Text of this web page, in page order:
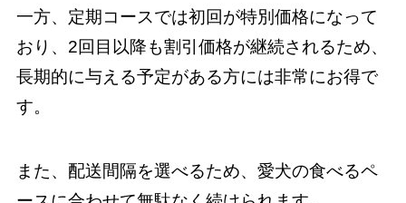
一方、定期コースでは初回が特別価格になって
おり、2回目以降も割引価格が継続されるため、
長期的に与える予定がある方には非常にお得で
す。
また、配送間隔を選べるため、愛犬の食べるペ